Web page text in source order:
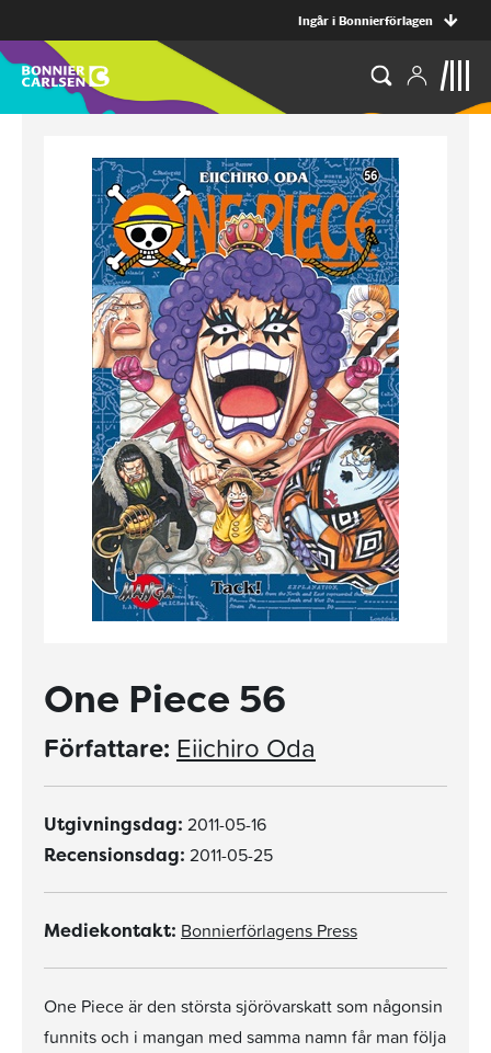
Ingår i Bonnierförlagen
One Piece 56
Författare: Eiichiro Oda
Utgivningsdag: 2011-05-16
Recensionsdag: 2011-05-25
Mediekontakt: Bonnierförlagens Press
One Piece är den största sjörövarskatt som någonsin
funnits och i mangan med samma namn får man följa